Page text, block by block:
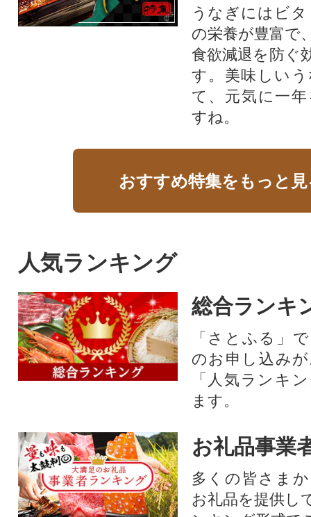
うなぎにはビ
の栄養が豊富で
食欲減退を防ぐ
す。美味しい
て、元気に一
すね。
おすすめ特集をもっと
人気ランキング
総合ランキ
「さとふる」
のお申し込み
「人気ランキ
ます。
お礼品事業
多くの皆さま
お礼品を提供し